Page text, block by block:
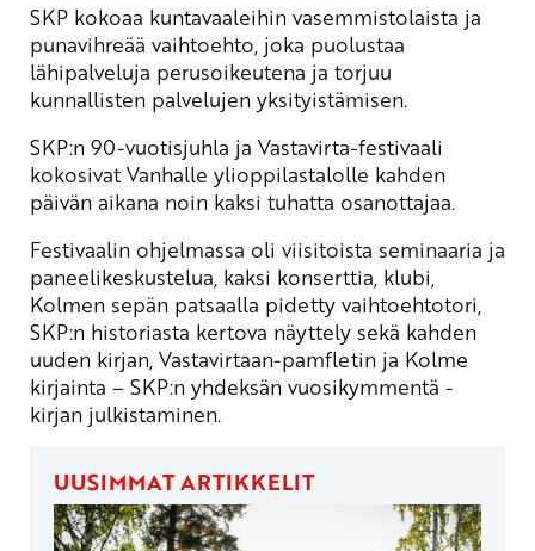
SKP kokoaa kuntavaaleihin vasemmistolaista ja
punavihreää vaihtoehto, joka puolustaa
lähipalveluja perusoikeutena ja torjuu
kunnallisten palvelujen yksityistämisen.
SKP:n 90-vuotisjuhla ja Vastavirta-festivaali
kokosivat Vanhalle ylioppilastalolle kahden
päivän aikana noin kaksi tuhatta osanottajaa.
Festivaalin ohjelmassa oli viisitoista seminaaria ja
paneelikeskustelua, kaksi konserttia, klubi,
Kolmen sepän patsaalla pidetty vaihtoehtotori,
SKP:n historiasta kertova näyttely sekä kahden
uuden kirjan, Vastavirtaan-pamfletin ja Kolme
kirjainta – SKP:n yhdeksän vuosikymmentä -
kirjan julkistaminen.
UUSIMMAT ARTIKKELIT